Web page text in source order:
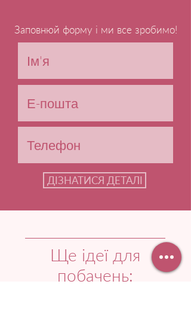
Заповнюй форму і ми все зробимо!
ДІЗНАТИСЯ ДЕТАЛІ
Ще ідеї для
побачень: